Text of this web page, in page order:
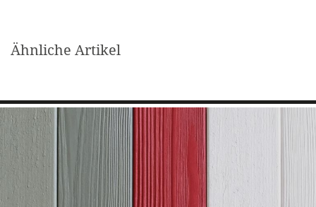
Ähnliche Artikel